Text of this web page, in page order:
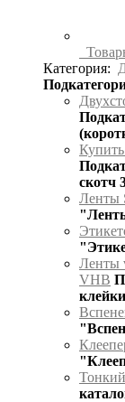
Категория:
скотч
Ленты
Ленты
VHB